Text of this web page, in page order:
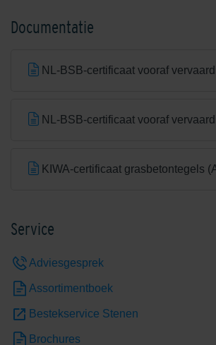
Documentatie
KIWA-certificaat grasbetontegels
Service
Adviesgesprek
Assortimentboek
Bestekservice Stenen
Brochures